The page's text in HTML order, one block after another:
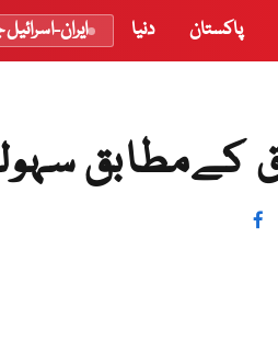
پاکستان دنیا ایران-
کےمطابق